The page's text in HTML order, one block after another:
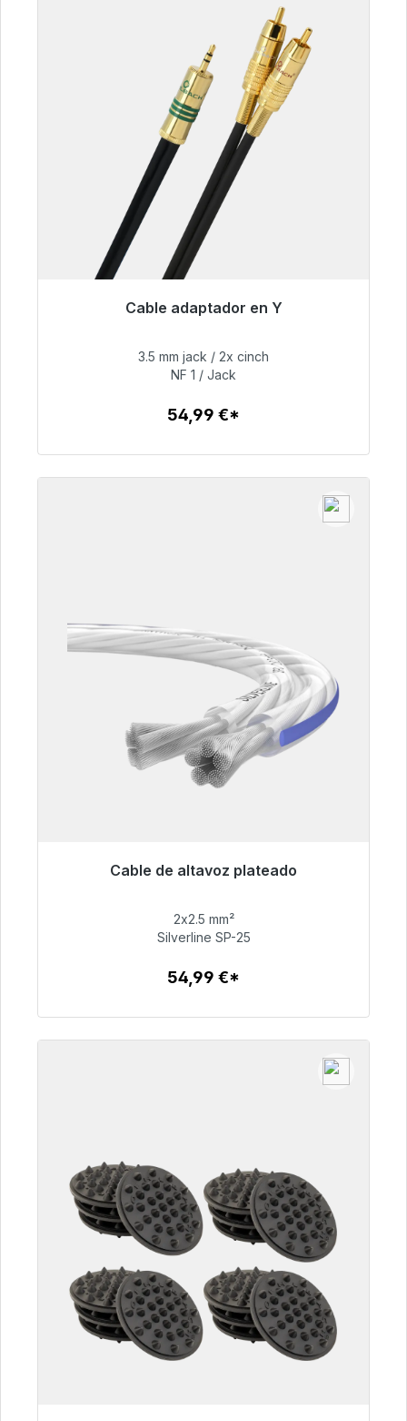
Cable adaptador en Y
Listo para envío inmediato, plazo de entrega
54,99 €
3.5 mm jack / 2x cinch
NF 1 / Jack
54,99 €*
Cable de altavoz plateado
Listo para envío inmediato, plazo de entrega
54,99 €
2x2.5 mm²
Silverline SP-25
54,99 €*